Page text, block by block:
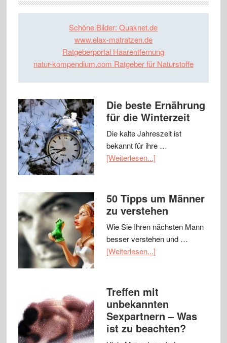
Schöne Bilder: Quaknet.de
www.elax-matratzen.de
Ratgeberportal Haarentfernung
natur-kompendium.com Ratgeber für Naturstoffe
Die beste Ernährung
für die Winterzeit
Die kalte Jahreszeit ist
bekannt für ihre …
[Weiterlesen...]
50 Tipps um Männer
zu verstehen
Wie Sie Ihren nächsten Mann
besser verstehen und …
[Weiterlesen...]
Treffen mit
unbekannten
Sexpartnern – Was
ist zu beachten?